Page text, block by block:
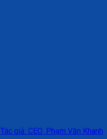
Tác giả: CEO .Phạm Văn Khanh